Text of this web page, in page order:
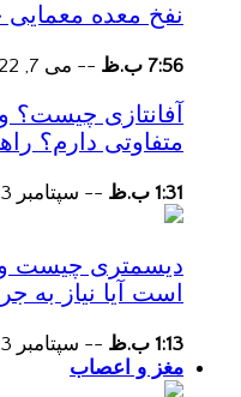
نفخ معده معمایی
7:56 ب.ظ -- می 7, 2022
آفانتازی چیست؟
متفاوتی دارم؟
1:31 ب.ظ -- سپتامبر 23, 2023
دیسمتری چیست
است آیا نیاز به
1:13 ب.ظ -- سپتامبر 23, 2023
مغز و اعصاب